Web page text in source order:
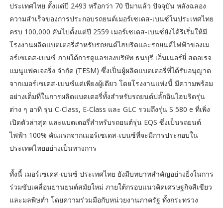
ประเทศไทย ตั้งแต่ปี 2493 หรือกว่า 70 ปีมาแล้ว ปัจจุบัน หลังฉลอง
ความสำเร็จของการประกอบรถยนต์เมอร์เซเดส-เบนซ์ในประเทศไทย
ครบ 100,000 คันไปตั้งแต่ปี 2559 เมอร์เซเดส-เบนซ์ยังได้ริเริ่มให้มี
โรงงานผลิตแบตเตอรี่สำหรับรถยนต์ไฮบริดและรถยนต์ไฟฟ้าของเม
อร์เซเดส-เบนซ์ ภายใต้การดูแลของบริษัท ธนบุรี เอ็นเนอร์ยี่ สตอเรจ
แมนูแฟคเจอริ่ง จำกัด (TESM) ซึ่งเป็นผู้ผลิตแบตเตอรี่ที่ได้รับอนุญาต
จากเมอร์เซเดส-เบนซ์แต่เพียงผู้เดียว โดยโรงงานแห่งนี้ มีความพร้อม
อย่างเต็มที่ในการผลิตแบตเตอรี่ทั้งสำหรับรถยนต์ปลั๊กอินไฮบริดรุ่น
ต่าง ๆ อาทิ รุ่น C-Class, E-Class และ GLC รวมถึงรุ่น S 580 e ที่เพิ่ง
เปิดตัวล่าสุด และแบตเตอรี่สำหรับรถยนต์รุ่น EQS ซึ่งเป็นรถยนต์
ไฟฟ้า 100% คันแรกจากเมอร์เซเดส-เบนซ์ที่จะมีการประกอบใน
ประเทศไทยอย่างเป็นทางการ
ทั้งนี้ เมอร์เซเดส-เบนซ์ ประเทศไทย ยังมีบทบาทสำคัญอย่างยิ่งในการ
ร่วมขับเคลื่อนยานยนต์สมัยใหม่ ภายใต้กรอบแนวคิดเศรษฐกิจสีเขียว
และมลพิษต่ำ โดยความร่วมมือกับหน่วยงานภาครัฐ ทั้งกระทรวง